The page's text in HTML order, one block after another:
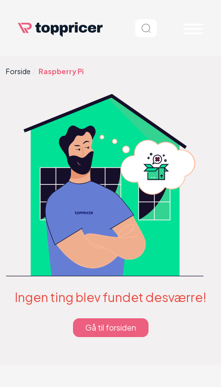
Forside Raspberry Pi
Ingen ting blev fundet desværre!
Gå til forsiden